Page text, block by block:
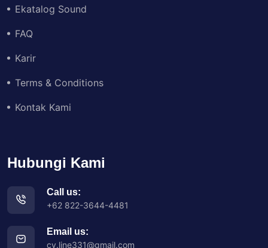
Ekatalog Sound
FAQ
Karir
Terms & Conditions
Kontak Kami
Hubungi Kami
Call us:
+62 822-3644-4481
Email us:
cv.line331@gmail.com